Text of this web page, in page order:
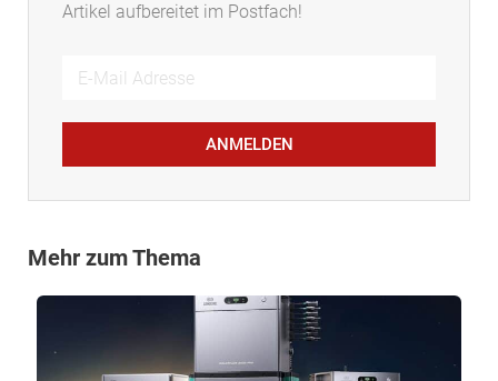
Artikel aufbereitet im Postfach!
ANMELDEN
Mehr zum Thema